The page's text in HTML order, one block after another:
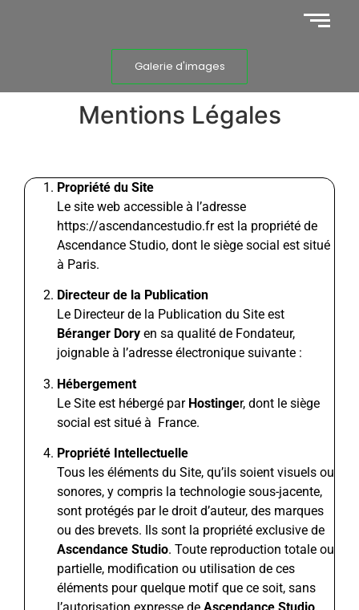
Galerie d'images
Mentions Légales
Propriété du Site
Le site web accessible à l’adresse
https://ascendancestudio.fr est la propriété de
Ascendance Studio, dont le siège social est situé
à Paris.
Directeur de la Publication
Le Directeur de la Publication du Site est
Béranger Dory en sa qualité de Fondateur,
joignable à l’adresse électronique suivante :
Hébergement
Le Site est hébergé par Hostinger, dont le siège
social est situé à France.
Propriété Intellectuelle
Tous les éléments du Site, qu’ils soient visuels ou
sonores, y compris la technologie sous-jacente,
sont protégés par le droit d’auteur, des marques
ou des brevets. Ils sont la propriété exclusive de
Ascendance Studio. Toute reproduction totale ou
partielle, modification ou utilisation de ces
éléments pour quelque motif que ce soit, sans